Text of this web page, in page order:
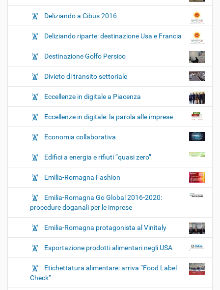
Deliziando a Cibus 2016
Deliziando riparte: destinazione Usa e Francia
Destinazione Golfo Persico
Divieto di transito settoriale
Eccellenze in digitale a Piacenza
Eccellenze in digitale: la parola alle imprese
Economia collaborativa
Edifici a energia e rifiuti “quasi zero”
Emilia-Romagna Fashion
Emilia-Romagna Go Global 2016-2020:
procedure doganali per le imprese
Emilia-Romagna protagonista al Vinitaly
Esportazione prodotti alimentari negli USA
Etichettatura alimentare: arriva “Food Label
Check”